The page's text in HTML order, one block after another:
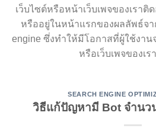
เว็บไซต์หรือหน้าเว็บเพจของเราติ
หรืออยู่ในหน้าแรกของผลลัพธ์จ
engine ซึ่งทำให้มีโอกาสที่ผู้ใช้งาน
หรือเว็บเพจของเ
SEARCH ENGINE
วิธีแก้ปัญหามี Bot จำนว